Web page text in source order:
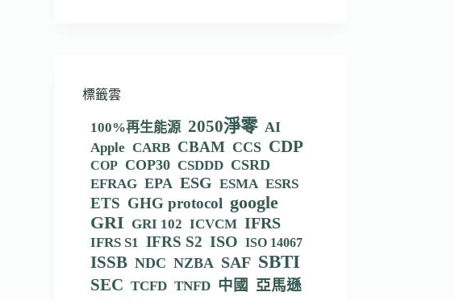
標籤雲
100%再生能源 2050淨零 AI
Apple CARB CBAM CCS CDP
COP COP30 CSDDD CSRD
EFRAG EPA ESG ESMA ESRS
ETS GHG protocol google
GRI GRI 102 ICVCM IFRS
IFRS S1 IFRS S2 ISO ISO 14067
ISSB NDC NZBA SAF SBTI
SEC TCFD TNFD 中國 亞馬遜